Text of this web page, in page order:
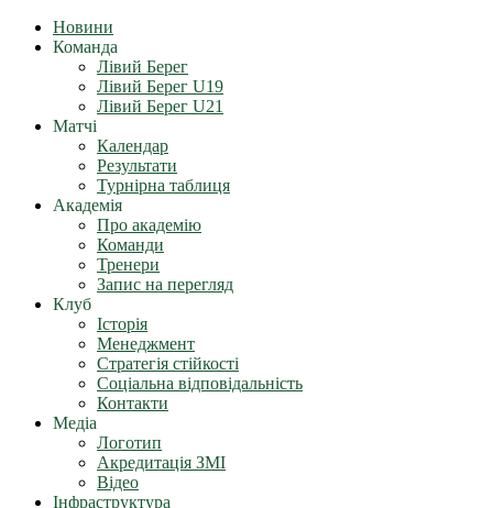
Новини
Команда
Лівий Берег
Лівий Берег U19
Лівий Берег U21
Матчі
Календар
Результати
Турнірна таблиця
Академія
Про академію
Команди
Тренери
Запис на перегляд
Клуб
Історія
Менеджмент
Стратегія стійкості
Соціальна відповідальність
Контакти
Медіа
Логотип
Акредитація ЗМІ
Відео
Інфраструктура